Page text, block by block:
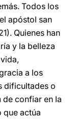
Todos los
apóstol san
Quienes han
y la belleza
a los
dificultades o
de confiar en la
que actúa